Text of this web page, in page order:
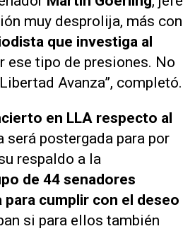
muy desprolija, más con
que investiga al
ese tipo de presiones. No
Avanza”, completó.
en LLA respecto al
será postergada para por
respaldo a la
de 44 senadores
cumplir con el deseo
si para ellos también